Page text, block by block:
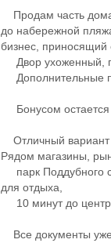
Продам часть дома
до набережной
бизнес, приносящий
Двор ухоженный,
Дополнительные
Бонусом остается
Отличный вариант
Рядом магазины,
парк Поддубного
для отдыха,
10 минут до
Все документы